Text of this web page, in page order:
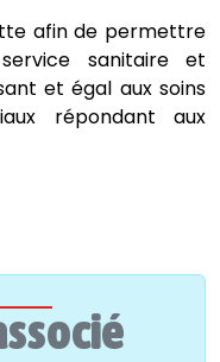
afin de permettre
sanitaire et
et égal aux soins
répondant aux